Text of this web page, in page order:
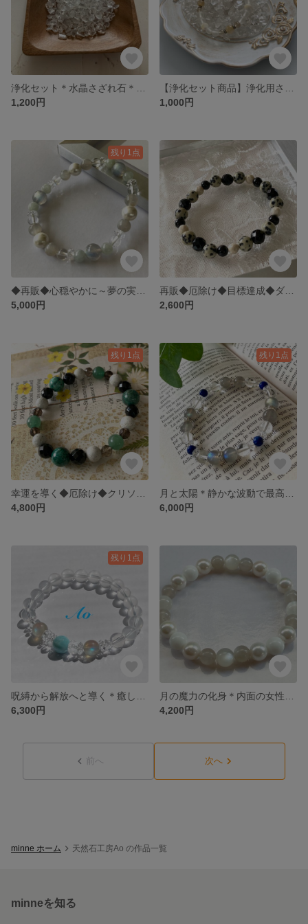
1,200円
1,000円
残り1点
5,000円
2,600円
残り1点
4,800円
残り1点
6,000円
残り1点
6,300円
4,200円
前へ 次へ
minne ホーム 天然石工房Ao の作品一覧
minneを知る